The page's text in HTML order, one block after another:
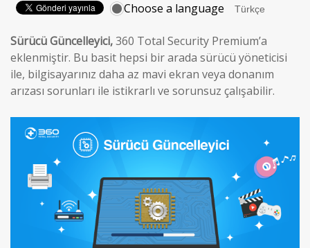
Choose a language
Sürücü Güncelleyici,360 Total Security Premium’a
eklenmiştir. Bu basit hepsi bir arada sürücü yöneticisi
ile, bilgisayarınız daha az mavi ekran veya donanım
arızası sorunları ile istikrarlı ve sorunsuz çalışabilir.